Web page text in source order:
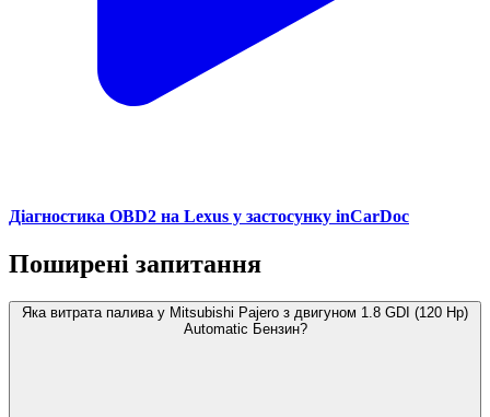
Діагностика OBD2 на Lexus у застосунку inCarDoc
Поширені запитання
Яка витрата палива у Mitsubishi Pajero з двигуном 1.8 GDI (120 Hp)
Automatic Бензин?